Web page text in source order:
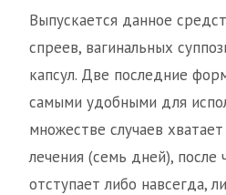
Выпускается данное
спреев, вагинальных
капсул. Две последние
самыми удобными для
множестве случаев
лечения (семь дней), после
отступает либо навсегда,